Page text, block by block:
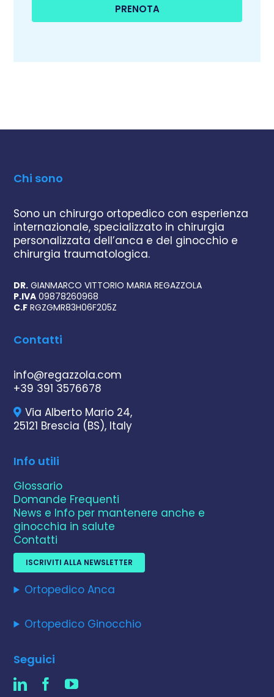
PRENOTA
Chi sono
Sono un chirurgo ortopedico con esperienza
internazionale, specializzato in chirurgia
personalizzata dell’anca e del ginocchio e
chirurgia traumatologica.
DR. GIANMARCO VITTORIO MARIA REGAZZOLA
P.IVA 09878260968
C.F RGZGMR83H06F205Z
Contatti
info@regazzola.com
+39 391 3576678
Via Alberto Mario 24,
25121 Brescia (BS), Italy
Info utili
Glossario
Domande Frequenti
News e Info per mantenere anche e
ginocchia in salute
Contatti
ISCRIVITI ALLA NEWSLETTER
Ortopedico Anca
Ortopedico Ginocchio
Seguici